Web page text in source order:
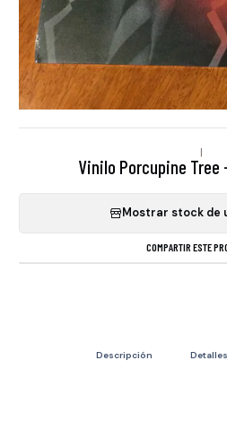
|
Vinilo Porcupine Tree
Mostrar stock de
COMPARTIR ESTE
Descripción Detalles